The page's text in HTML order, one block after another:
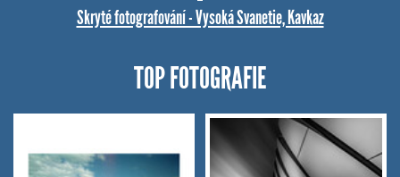
Skryté fotografování - Vysoká Svanetie, Kavkaz
TOP FOTOGRAFIE